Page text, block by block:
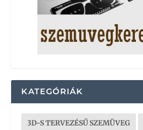
KATEGÓRIÁK
3D-S TERVEZÉSŰ SZEMÜVEG